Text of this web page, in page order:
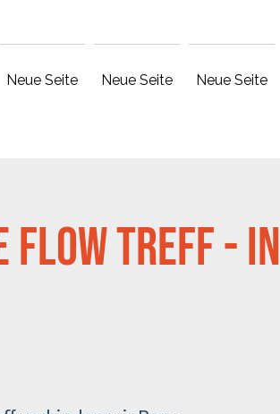
Neue Seite Neue Seite Neue Seite
Flow Treff - in